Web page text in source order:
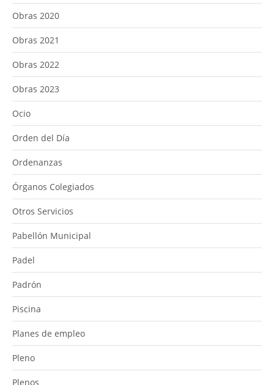
Obras 2020
Obras 2021
Obras 2022
Obras 2023
Ocio
Orden del Día
Ordenanzas
Órganos Colegiados
Otros Servicios
Pabellón Municipal
Padel
Padrón
Piscina
Planes de empleo
Pleno
Plenos